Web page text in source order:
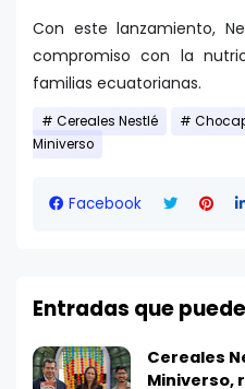
Con este lanzamiento,
compromiso con la
familias ecuatorianas.
Cereales Nestlé
Miniverso
Facebook
Entradas que
Cereales
Miniverso,